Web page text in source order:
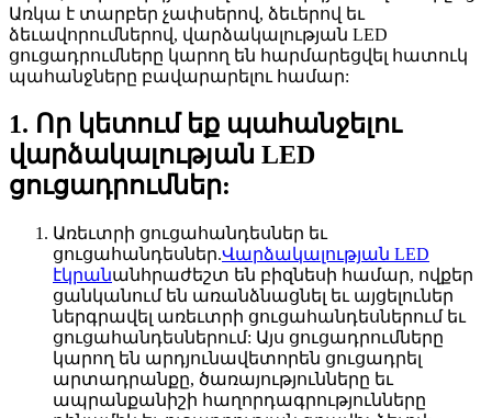
Առկա է տարբեր չափսերով, ձեւերով եւ
ձեւավորումներով, վարձակալության LED
ցուցադրումները կարող են հարմարեցվել հատուկ
պահանջները բավարարելու համար:
1. Որ կետում եք պահանջելու
վարձակալության LED
ցուցադրումներ:
Առեւտրի ցուցահանդեսներ եւ
ցուցահանդեսներ.Վարձակալության LED
էկրանանհրաժեշտ են բիզնեսի համար, ովքեր
ցանկանում են առանձնացնել եւ այցելուներ
ներգրավել առեւտրի ցուցահանդեսներում եւ
ցուցահանդեսներում: Այս ցուցադրումները
կարող են արդյունավետորեն ցուցադրել
արտադրանքը, ծառայությունները եւ
ապրանքանիշի հաղորդագրությունները